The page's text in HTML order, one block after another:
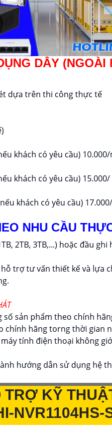
DÂY (NGOÀI
dựa trên thi công thực tế
khách có yêu cầu)
khách có yêu cầu)
khách có yêu cầu)
NHU CẦU
2TB, 3TB,...) hoặc đầu
trợ tư vấn thiết kế và lựa
sản phẩm theo chính
chính hãng torng thời gian
tính điện thoại không
hướng dẫn sử dụng hệ
TRỢ KỸ
NVR1104HS-